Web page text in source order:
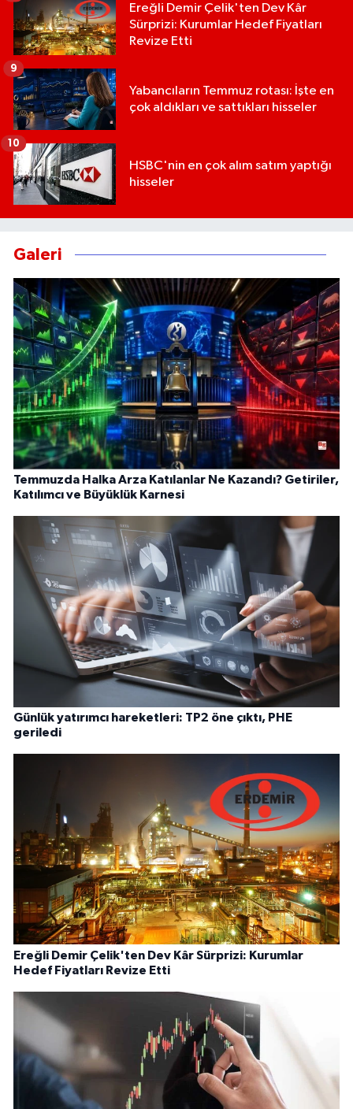
Ereğli Demir Çelik'ten Dev Kâr
Sürprizi: Kurumlar Hedef Fiyatları
Revize Etti
Yabancıların Temmuz rotası: İşte en
çok aldıkları ve sattıkları hisseler
9
HSBC'nin en çok alım satım yaptığı
hisseler
10
Galeri
Temmuzda Halka Arza Katılanlar Ne Kazandı? Getiriler,
Katılımcı ve Büyüklük Karnesi
Günlük yatırımcı hareketleri: TP2 öne çıktı, PHE
geriledi
Ereğli Demir Çelik'ten Dev Kâr Sürprizi: Kurumlar
Hedef Fiyatları Revize Etti